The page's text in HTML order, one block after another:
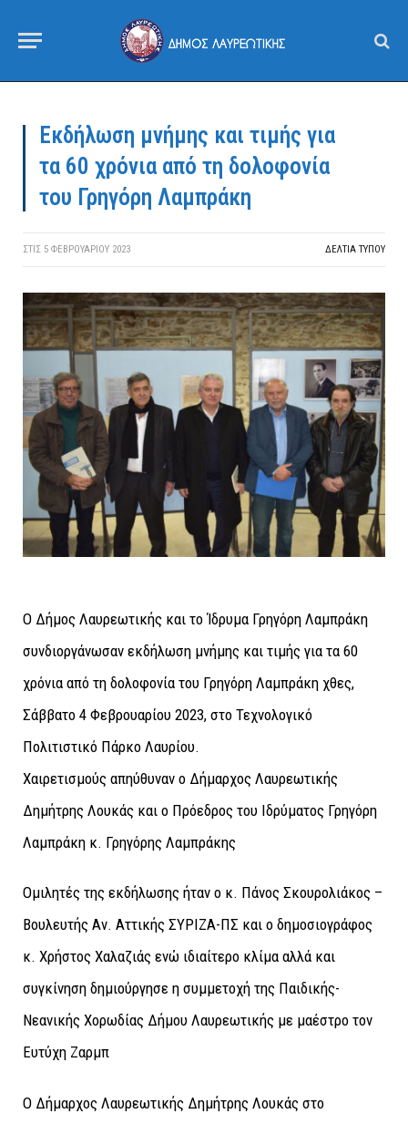
Εκδήλωση μνήμης και τιμής για
τα 60 χρόνια από τη δολοφονία
του Γρηγόρη Λαμπράκη
ΣΤΙΣ 5 ΦΕΒΡΟΥΑΡΊΟΥ 2023 ΔΕΛΤΙΑ ΤΥΠΟΥ
Ο Δήμος Λαυρεωτικής και το Ίδρυμα Γρηγόρη Λαμπράκη
συνδιοργάνωσαν εκδήλωση μνήμης και τιμής για τα 60
χρόνια από τη δολοφονία του Γρηγόρη Λαμπράκη χθες,
Σάββατο 4 Φεβρουαρίου 2023, στο Τεχνολογικό
Πολιτιστικό Πάρκο Λαυρίου.
Χαιρετισμούς απηύθυναν ο Δήμαρχος Λαυρεωτικής
Δημήτρης Λουκάς και ο Πρόεδρος του Ιδρύματος Γρηγόρη
Λαμπράκη κ. Γρηγόρης Λαμπράκης
Ομιλητές της εκδήλωσης ήταν ο κ. Πάνος Σκουρολιάκος –
Βουλευτής Αν. Αττικής ΣΥΡΙΖΑ-ΠΣ και ο δημοσιογράφος
κ. Χρήστος Χαλαζιάς ενώ ιδιαίτερο κλίμα αλλά και
συγκίνηση δημιούργησε η συμμετοχή της Παιδικής-
Νεανικής Χορωδίας Δήμου Λαυρεωτικής με μαέστρο τον
Ευτύχη Ζαρμπ
Ο Δήμαρχος Λαυρεωτικής Δημήτρης Λουκάς στο